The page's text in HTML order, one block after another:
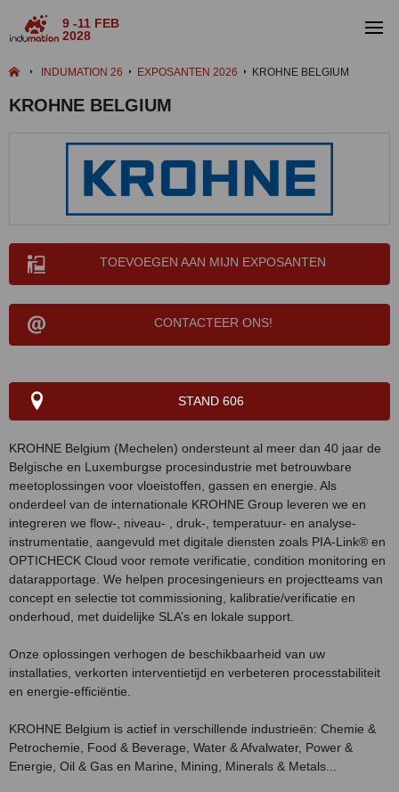
9 -11 FEB
2028
INDUMATION 26 EXPOSANTEN 2026 KROHNE BELGIUM
KROHNE BELGIUM
TOEVOEGEN AAN MIJN EXPOSANTEN
CONTACTEER ONS!
STAND 606
KROHNE Belgium (Mechelen) ondersteunt al meer dan 40 jaar de
Belgische en Luxemburgse procesindustrie met betrouwbare
meetoplossingen voor vloeistoffen, gassen en energie. Als
onderdeel van de internationale KROHNE Group leveren we en
integreren we flow-, niveau- , druk-, temperatuur- en analyse-
instrumentatie, aangevuld met digitale diensten zoals PIA-Link® en
OPTICHECK Cloud voor remote verificatie, condition monitoring en
datarapportage. We helpen procesingenieurs en projectteams van
concept en selectie tot commissioning, kalibratie/verificatie en
onderhoud, met duidelijke SLA’s en lokale support.
Onze oplossingen verhogen de beschikbaarheid van uw
installaties, verkorten interventietijd en verbeteren processtabiliteit
en energie-efficiëntie.
KROHNE Belgium is actief in verschillende industrieën: Chemie &
Petrochemie, Food & Beverage, Water & Afvalwater, Power &
Energie, Oil & Gas en Marine, Mining, Minerals & Metals...